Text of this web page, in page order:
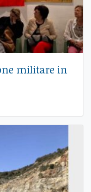
militare in